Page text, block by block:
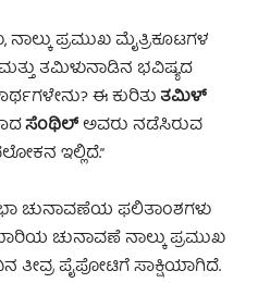
ನಾಲ್ಕು ಪ್ರಮುಖ ಮೈತ್ರಿಕೂಟಗಳ
ತಮಿಳುನಾಡಿನ ಭವಿಷ್ಯದ
ಈ ಕುರಿತುತಮಿಳ್
ಸೆಂಥಿಲ್ಅವರು ನಡೆಸಿರುವ
ಇಲ್ಲಿದೆ.”
ಚುನಾವಣೆಯ ಫಲಿತಾಂಶಗಳು
ಚುನಾವಣೆ ನಾಲ್ಕು ಪ್ರಮುಖ
ತೀವ್ರ ಪೈಪೋಟಿಗೆ ಸಾಕ್ಷಿಯಾಗಿದೆ.